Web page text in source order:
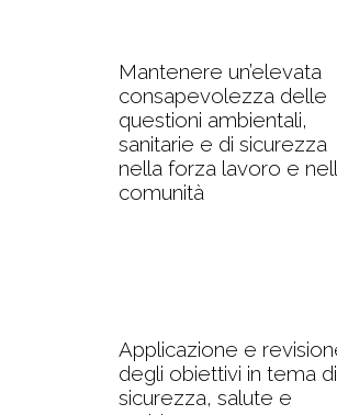
Mantenere un’elevata
consapevolezza delle
questioni ambientali,
sanitarie e di sicurezza
nella forza lavoro e
comunità
Applicazione e
degli obiettivi in tema di
sicurezza, salute e